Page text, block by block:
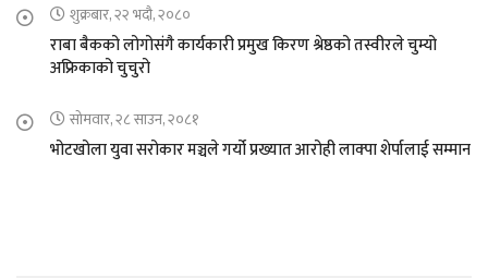
शुक्रबार, २२ भदौ, २०८०
राबा बैकको लोगोसंगै कार्यकारी प्रमुख किरण श्रेष्ठको तस्वीरले चुम्यो
अफ्रिकाको चुचुरो
सोमवार, २८ साउन, २०८१
भोटखोला युवा सरोकार मञ्चले गर्यो प्रख्यात आरोही लाक्पा शेर्पालाई सम्मान